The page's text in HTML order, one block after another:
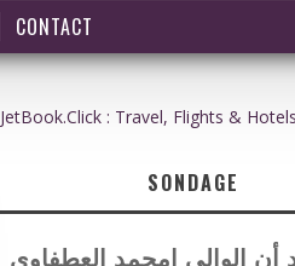
CONTACT
JetBook.Click : Travel, Flights &
SONDAGE
أن الوالي امحمد العطفاوي